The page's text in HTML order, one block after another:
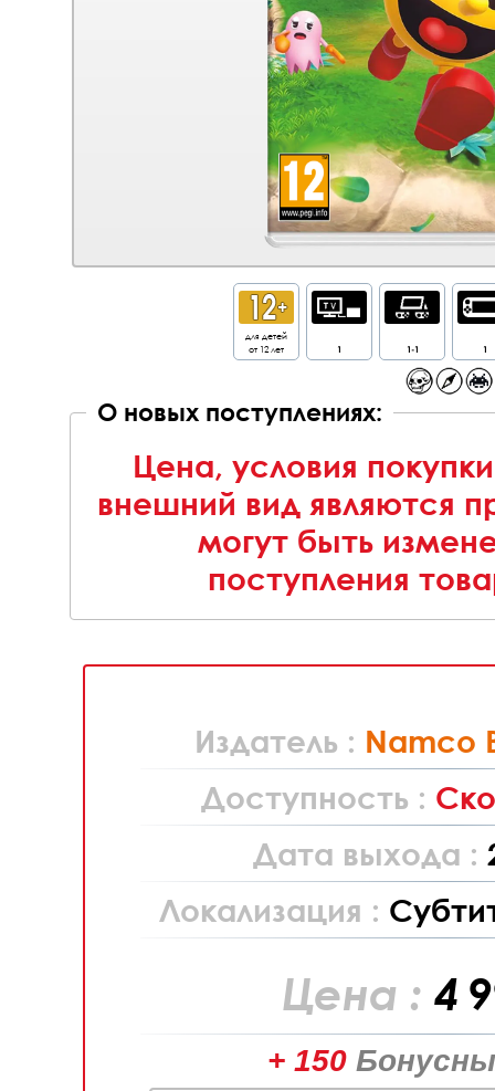
для детей
от 12 лет
1 1-1 1
О новых поступлениях:
Цена, условия
внешний вид являются
могут быть
поступления
Издатель : Namco
Доступность :
Дата выхода :
Локализация :
Цена : 4
+ 150